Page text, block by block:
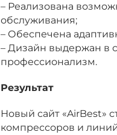
– Реализована
обслуживания;
– Обеспечена
– Дизайн выдержан в
профессионализм.
Результат
Новый сайт «AirBest»
компрессоров и